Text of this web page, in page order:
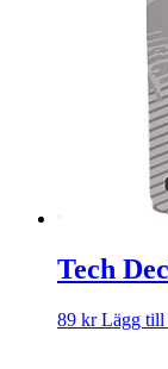
Tech
89 kr Lägg till